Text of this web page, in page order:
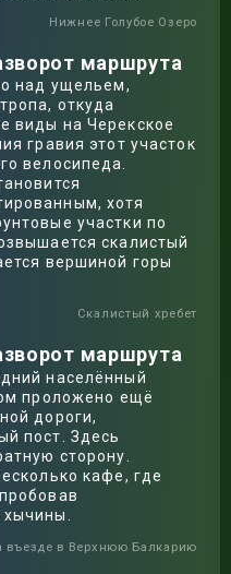
Нижнее Голубое Озеро
маршрута
над ущельем,
откуда
виды на Черекское
гравия этот участок
велосипеда.
хотя
участки по
скалистый
вершиной горы
Скалистый хребет
маршрута
населённый
проложено ещё
дороги,
пост. Здесь
сторону.
кафе, где
въезде в Верхнюю Балкарию